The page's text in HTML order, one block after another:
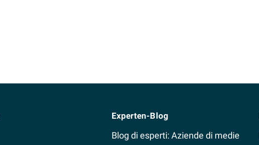
Experten-Blog
Blog di esperti: Aziende di medie